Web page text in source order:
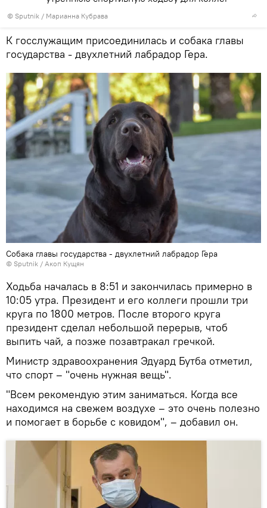
© Sputnik / Марианна Кубрава
К госслужащим присоединилась и собака главы
государства - двухлетний лабрадор Гера.
Собака главы государства - двухлетний лабрадор Гера
© Sputnik / Акоп Кущян
Ходьба началась в 8:51 и закончилась примерно в
10:05 утра. Президент и его коллеги прошли три
круга по 1800 метров. После второго круга
президент сделал небольшой перерыв, чтоб
выпить чай, а позже позавтракал гречкой.
Министр здравоохранения Эдуард Бутба отметил,
что спорт – "очень нужная вещь".
"Всем рекомендую этим заниматься. Когда все
находимся на свежем воздухе – это очень полезно
и помогает в борьбе с ковидом", – добавил он.